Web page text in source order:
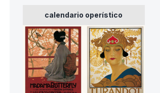
calendario operístico